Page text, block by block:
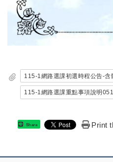
115-1網路選課初選時程公告-
115-1網路選課重點事項說明
Share Print